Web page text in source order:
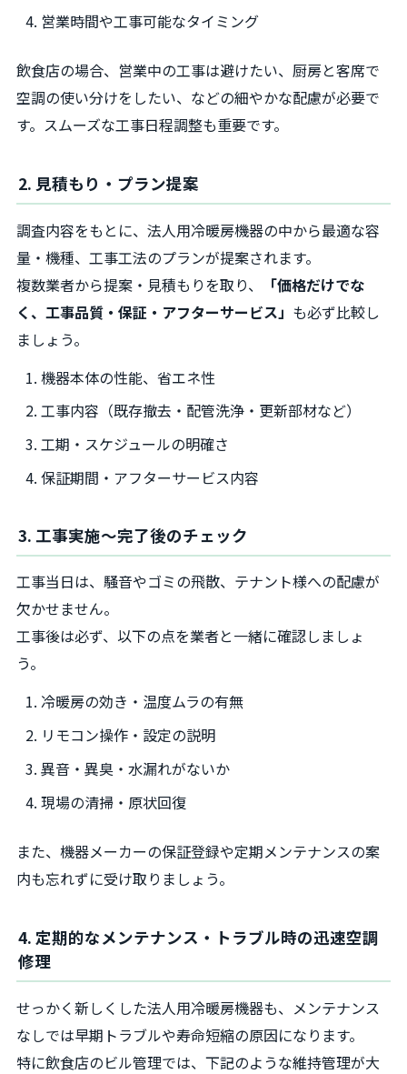
営業時間や工事可能なタイミング
飲食店の場合、営業中の工事は避けたい、厨房と客席で
空調の使い分けをしたい、などの細やかな配慮が必要で
す。スムーズな工事日程調整も重要です。
2. 見積もり・プラン提案
調査内容をもとに、法人用冷暖房機器の中から最適な容
量・機種、工事工法のプランが提案されます。
複数業者から提案・見積もりを取り、
「価格だけでな
く、工事品質・保証・アフターサービス」 も必ず比較し
ましょう。
機器本体の性能、省エネ性
工事内容（既存撤去・配管洗浄・更新部材など）
工期・スケジュールの明確さ
保証期間・アフターサービス内容
3. 工事実施～完了後のチェック
工事当日は、騒音やゴミの飛散、テナント様への配慮が
欠かせません。
工事後は必ず、以下の点を業者と一緒に確認しましょ
う。
冷暖房の効き・温度ムラの有無
リモコン操作・設定の説明
異音・異臭・水漏れがないか
現場の清掃・原状回復
また、機器メーカーの保証登録や定期メンテナンスの案
内も忘れずに受け取りましょう。
4. 定期的なメンテナンス・トラブル時の迅速空調
修理
せっかく新しくした法人用冷暖房機器も、メンテナンス
なしでは早期トラブルや寿命短縮の原因になります。
特に飲食店のビル管理では、下記のような維持管理が大